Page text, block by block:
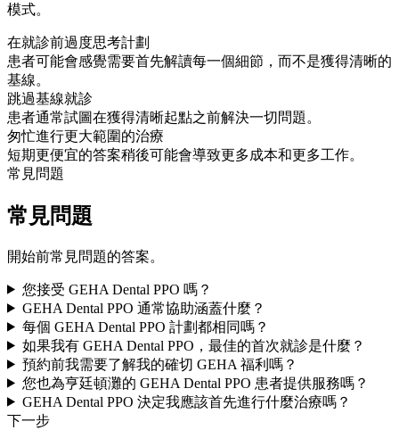
模式。
在就診前過度思考計劃
患者可能會感覺需要首先解讀每一個細節，而不是獲得清晰的
基線。
跳過基線就診
患者通常試圖在獲得清晰起點之前解決一切問題。
匆忙進行更大範圍的治療
短期更便宜的答案稍後可能會導致更多成本和更多工作。
常見問題
常見問題
開始前常見問題的答案。
您接受 GEHA Dental PPO 嗎？
GEHA Dental PPO 通常協助涵蓋什麼？
每個 GEHA Dental PPO 計劃都相同嗎？
如果我有 GEHA Dental PPO，最佳的首次就診是什麼？
預約前我需要了解我的確切 GEHA 福利嗎？
您也為亨廷頓灘的 GEHA Dental PPO 患者提供服務嗎？
GEHA Dental PPO 決定我應該首先進行什麼治療嗎？
下一步